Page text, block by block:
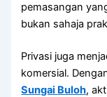
pemasangan
bukan sahaja
Privasi juga
komersial.
Sungai Buloh,